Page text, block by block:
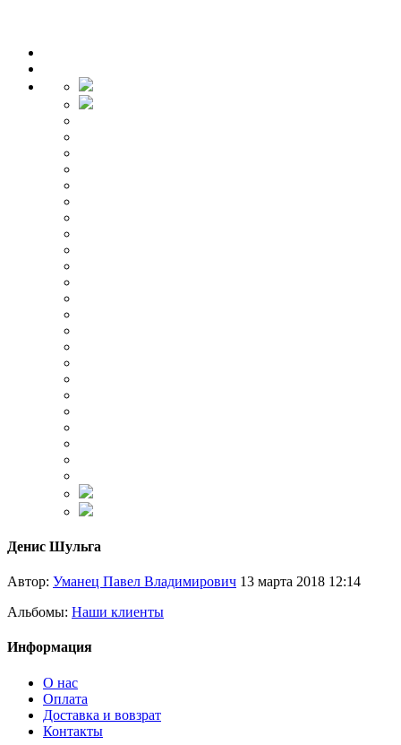
Денис Шульга
Автор: Уманец Павел Владимирович 13 марта 2018 12:14
Альбомы: Наши клиенты
Информация
О нас
Оплата
Доставка и вовзрат
Контакты